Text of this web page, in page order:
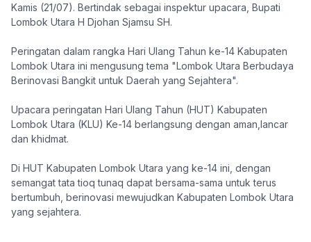
Kamis (21/07). Bertindak sebagai inspektur upacara, Bupati
Lombok Utara H Djohan Sjamsu SH.
Peringatan dalam rangka Hari Ulang Tahun ke-14 Kabupaten
Lombok Utara ini mengusung tema "Lombok Utara Berbudaya
Berinovasi Bangkit untuk Daerah yang Sejahtera".
Upacara peringatan Hari Ulang Tahun (HUT) Kabupaten
Lombok Utara (KLU) Ke-14 berlangsung dengan aman,lancar
dan khidmat.
Di HUT Kabupaten Lombok Utara yang ke-14 ini, dengan
semangat tata tioq tunaq dapat bersama-sama untuk terus
bertumbuh, berinovasi mewujudkan Kabupaten Lombok Utara
yang sejahtera.